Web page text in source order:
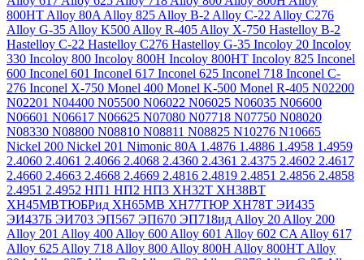
800HT Alloy 80A Alloy 825 Alloy B-2 Alloy C-22 Alloy C276
Alloy G-35 Alloy K500 Alloy R-405 Alloy X-750 Hastelloy B-2
Hastelloy C-22 Hastelloy C276 Hastelloy G-35 Incoloy 20 Incoloy
330 Incoloy 800 Incoloy 800H Incoloy 800HT Incoloy 825 Inconel
600 Inconel 601 Inconel 617 Inconel 625 Inconel 718 Inconel C-
276 Inconel X-750 Monel 400 Monel K-500 Monel R-405 N02200
N02201 N04400 N05500 N06022 N06025 N06035 N06600
N06601 N06617 N06625 N07080 N07718 N07750 N08020
N08330 N08800 N08810 N08811 N08825 N10276 N10665
Nickel 200 Nickel 201 Nimonic 80A 1.4876 1.4886 1.4958 1.4959
2.4060 2.4061 2.4066 2.4068 2.4360 2.4361 2.4375 2.4602 2.4617
2.4660 2.4663 2.4668 2.4669 2.4816 2.4819 2.4851 2.4856 2.4858
2.4951 2.4952 НП1 НП2 НП3 ХН32Т ХН38ВТ
ХН45МВТЮБРид ХН65МВ ХН77ТЮР ХН78Т ЭИ435
ЭИ437Б ЭИ703 ЭП567 ЭП670 ЭП718ид Alloy 20 Alloy 200
Alloy 201 Alloy 400 Alloy 600 Alloy 601 Alloy 602 CA Alloy 617
Alloy 625 Alloy 718 Alloy 800 Alloy 800H Alloy 800HT Alloy